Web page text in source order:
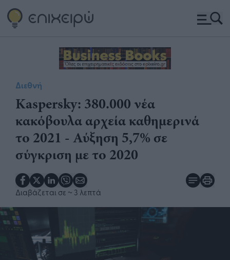
Διεθνή
Kaspersky: 380.000 νέα
κακόβουλα αρχεία καθημερινά
το 2021 - Αύξηση 5,7% σε
σύγκριση με το 2020
Διαβάζεται σε ~ 3 λεπτά